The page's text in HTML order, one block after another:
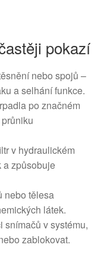
pokazí
nebo spojů –
a selhání funkce.
po značném
v hydraulickém
a způsobuje
nebo tělesa
látek.
snímačů v systému,
zablokovat.